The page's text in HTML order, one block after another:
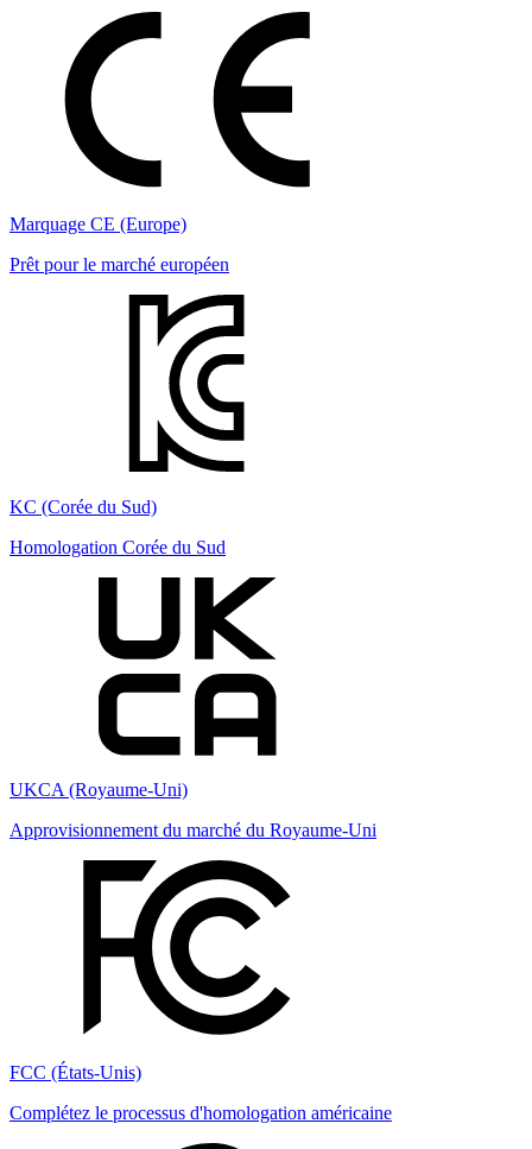
Marquage CE (Europe)
Prêt pour le marché européen
KC (Corée du Sud)
Homologation Corée du Sud
UKCA (Royaume-Uni)
Approvisionnement du marché du Royaume-Uni
FCC (États-Unis)
Complétez le processus d'homologation américaine